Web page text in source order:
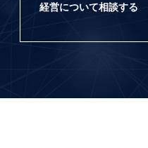
経営について相談する